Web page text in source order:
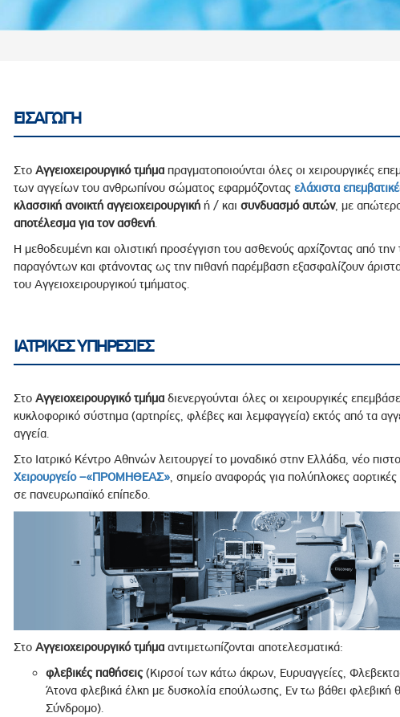
Στελεχών και Συνεργατών
- Υποψηφιοτήτων
Κανονισμός Λειτουργίας
2023
Τρίτων Μερών
και Προαγωγής των Δικαιωμάτων των
ΕΙΣΑΓΩΓΗ
Στο Αγγειοχειρουργικό τμήμαπραγματοποιούνται όλες οι χειρουργικές
των αγγείων του ανθρωπίνου σώματος εφαρμόζοντας ελάχιστα
κλασσική ανοικτή αγγειοχειρουργικήή / και συνδυασμό αυτών, με
αποτέλεσμα για τον ασθενή.
Η μεθοδευμένη και ολιστική προσέγγιση του ασθενούς αρχίζοντας από
παραγόντων και φτάνοντας ως την πιθανή παρέμβαση εξασφαλίζουν
του Αγγειοχειρουργικού τμήματος.
ΙΑΤΡΙΚΕΣ ΥΠΗΡΕΣΙΕΣ
Στο Αγγειοχειρουργικό τμήμαδιενεργούνται όλες οι χειρουργικές
κυκλοφορικό σύστημα (αρτηρίες, φλέβες και λεμφαγγεία) εκτός από τα
αγγεία.
Στο Ιατρικό Κέντρο Αθηνών λειτουργεί το μοναδικό στην Ελλάδα, νέο
Χειρουργείο –«ΠΡΟΜΗΘΕΑΣ», σημείο αναφοράς για πολύπλοκες αορτικές
σε πανευρωπαϊκό επίπεδο.
Στο Αγγειοχειρουργικό τμήμααντιμετωπίζονται αποτελεσματικά:
φλεβικές παθήσεις(Κιρσοί των κάτω άκρων, Ευρυαγγείες,
Άτονα φλεβικά έλκη με δυσκολία επούλωσης, Εν τω βάθει
Σύνδρομο).